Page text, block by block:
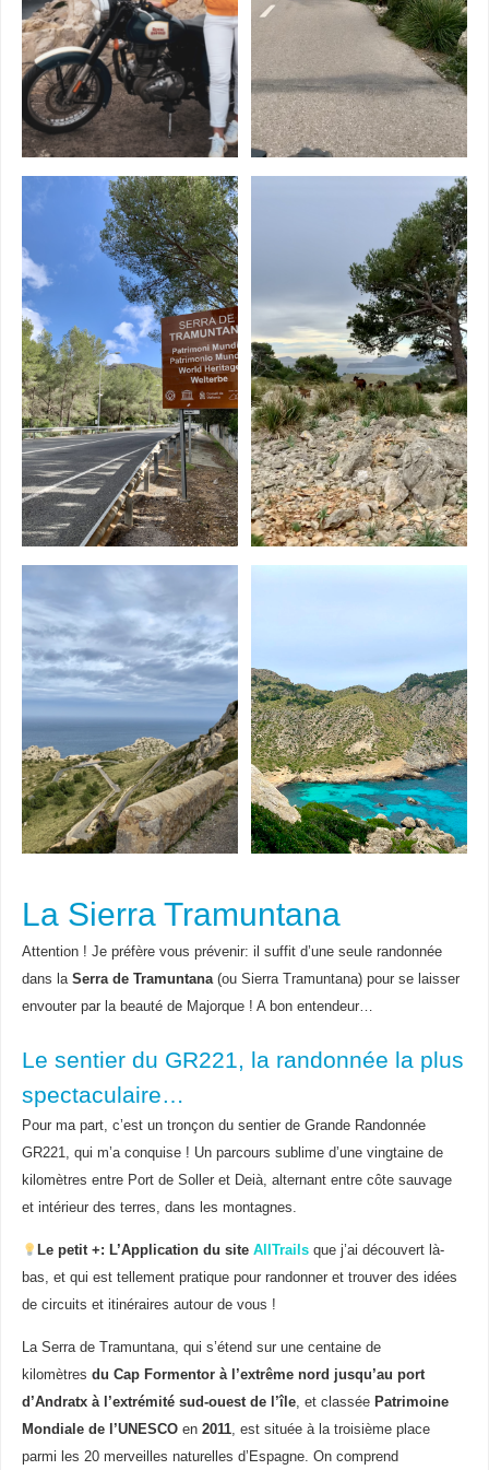
La Sierra Tramuntana
Attention ! Je préfère vous prévenir: il suffit d’une seule randonnée
dans la Serra de Tramuntana(ou Sierra Tramuntana) pour se laisser
envouter par la beauté de Majorque ! A bon entendeur…
Le sentier du GR221, la randonnée la plus
spectaculaire…
Pour ma part, c’est un tronçon du sentier de Grande Randonnée
GR221, qui m’a conquise ! Un parcours sublime d’une vingtaine de
kilomètres entre Port de Soller et Deià, alternant entre côte sauvage
et intérieur des terres, dans les montagnes.
Le petit +: L’Application du siteAllTrails que j’ai découvert là-
bas, et qui est tellement pratique pour randonner et trouver des idées
de circuits et itinéraires autour de vous !
La Serra de Tramuntana, qui s’étend sur une centaine de
kilomètres du Cap Formentor à l’extrême nord jusqu’au port
d’Andratx à l’extrémité sud-ouest de l’île, et classée Patrimoine
Mondiale de l’UNESCOen 2011, est située à la troisième place
parmi les 20 merveilles naturelles d’Espagne. On comprend